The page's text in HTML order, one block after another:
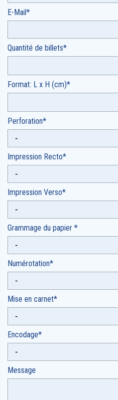
E-Mail*
Quantité de billets*
Format: L x H (cm)*
Perforation*
Impression Recto*
Impression Verso*
Grammage du papier *
Numérotation*
Mise en carnet*
Encodage*
Message